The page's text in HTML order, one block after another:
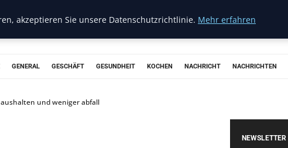
GENERAL GESCHÄFT GESUNDHEIT KOCHEN NACHRICHT NACHRICHTEN
und weniger abfall
NEWSLETTER
akzeptieren Sie unsere Datenschutzrichtlinie. Mehr erfahren